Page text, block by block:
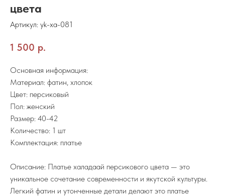
цвета
Артикул: yk-xa-081
1 500 р.
Основная информация:
Материал: фатин, хлопок
Цвет: персиковый
Пол: женский
Размер: 40-42
Количество: 1 шт
Комплектация: платье
Описание: Платье халадаай персикового цвета — это
уникальное сочетание современности и якутской культуры.
Легкий фатин и утонченные детали делают это платье